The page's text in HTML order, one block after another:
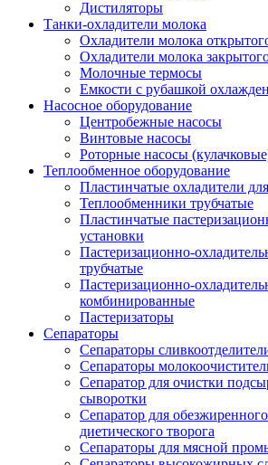
Дистиляторы
Танки-охладители молока
Охладители молока
Охладители молока
Молочные термосы
Емкости с рубашкой
Насосное оборудование
Центробежные насосы
Винтовые насосы
Роторные насосы
Теплообменное оборудование
Пластинчатые охладители
Теплообменники трубчатые
Пластинчатые
установки
Пастеризационно-
трубчатые
Пастеризационно-
комбинированные
Пастеризаторы
Сепараторы
Сепараторы
Сепараторы
Сепаратор для очистки
сыворотки
Сепаратор для
диетического творога
Сепараторы для мясной